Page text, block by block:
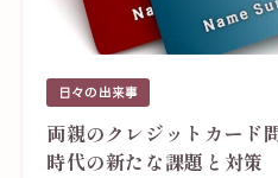
日々の出来事
両親のクレジットカード
時代の新たな課題と対策